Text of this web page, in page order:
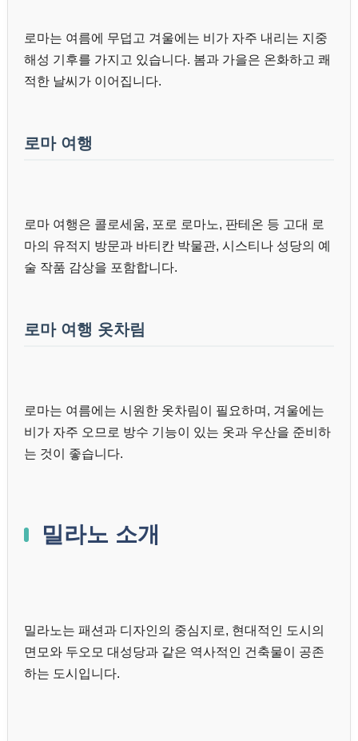
로마는 여름에 무덥고 겨울에는 비가 자주 내리는 지중
해성 기후를 가지고 있습니다. 봄과 가을은 온화하고 쾌
적한 날씨가 이어집니다.
로마 여행
로마 여행은 콜로세움, 포로 로마노, 판테온 등 고대 로
마의 유적지 방문과 바티칸 박물관, 시스티나 성당의 예
술 작품 감상을 포함합니다.
로마 여행 옷차림
로마는 여름에는 시원한 옷차림이 필요하며, 겨울에는
비가 자주 오므로 방수 기능이 있는 옷과 우산을 준비하
는 것이 좋습니다.
밀라노 소개
밀라노는 패션과 디자인의 중심지로, 현대적인 도시의
면모와 두오모 대성당과 같은 역사적인 건축물이 공존
하는 도시입니다.